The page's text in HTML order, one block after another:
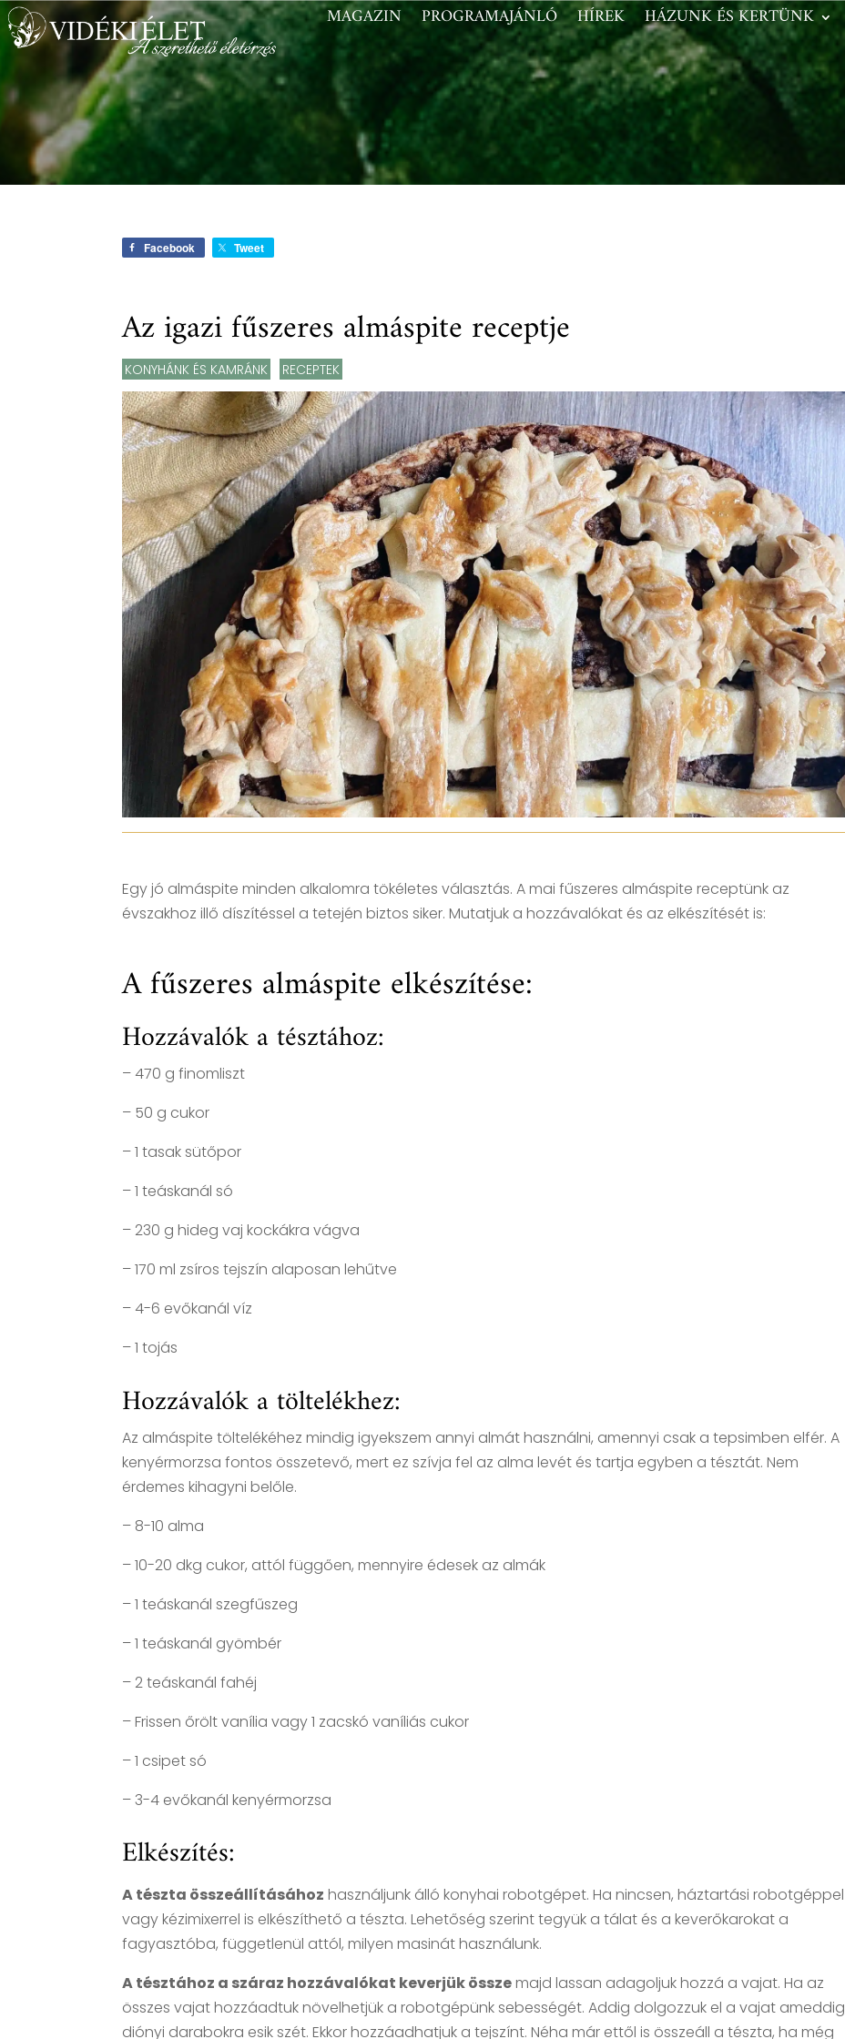
MAGAZIN PROGRAMAJÁNLÓ HÍREK HÁZUNK ÉS KERTÜNK
Facebook Tweet
Az igazi fűszeres almáspite receptje
KONYHÁNK ÉS KAMRÁNK RECEPTEK
Egy jó almáspite minden alkalomra tökéletes választás. A mai fűszeres almáspite receptünk az
évszakhoz illő díszítéssel a tetején biztos siker. Mutatjuk a hozzávalókat és az elkészítését is:
A fűszeres almáspite elkészítése:
Hozzávalók a tésztához:
– 470 g finomliszt
– 50 g cukor
– 1 tasak sütőpor
– 1 teáskanál só
– 230 g hideg vaj kockákra vágva
– 170 ml zsíros tejszín alaposan lehűtve
– 4-6 evőkanál víz
– 1 tojás
Hozzávalók a töltelékhez:
Az almáspite töltelékéhez mindig igyekszem annyi almát használni, amennyi csak a tepsimben elfér.A
kenyérmorzsa fontos összetevő, mert ez szívja fel az alma levét és tartja egyben a tésztát. Nem
érdemes kihagyni belőle.
– 8-10 alma
– 10-20 dkg cukor, attól függően, mennyire édesek az almák
– 1 teáskanál szegfűszeg
– 1 teáskanál gyömbér
– 2 teáskanál fahéj
– Frissen őrölt vanília vagy 1 zacskó vaníliás cukor
– 1 csipet só
– 3-4 evőkanál kenyérmorzsa
Elkészítés:
A tészta összeállításához használjunk álló konyhai robotgépet. Ha nincsen, háztartási robotgéppel
vagy kézimixerrel is elkészíthető a tészta. Lehetőség szerint tegyük a tálat és a keverőkarokat a
fagyasztóba, függetlenül attól, milyen masinát használunk.
A tésztához a száraz hozzávalókat keverjük összemajd lassan adagoljuk hozzá a vajat. Ha az
összes vajat hozzáadtuk növelhetjük a robotgépünk sebességét. Addig dolgozzuk el a vajat ameddig
diónyi darabokra esik szét. Ekkor hozzáadhatjuk a tejszínt. Néha már ettől is összeáll a tészta, ha még